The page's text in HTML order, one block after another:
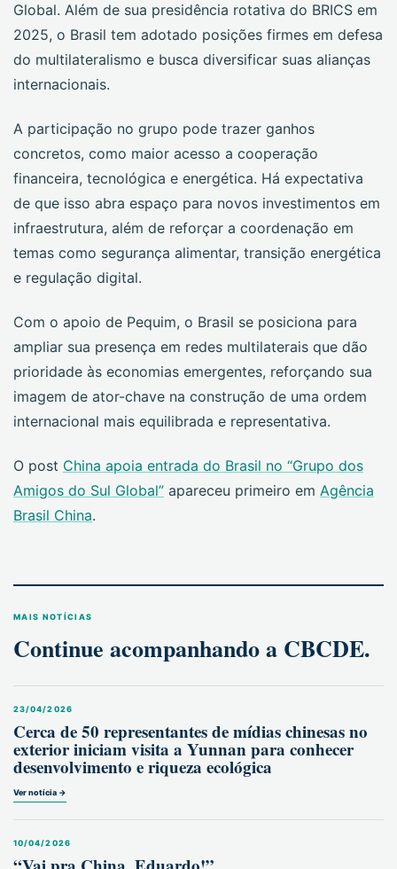
Global. Além de sua presidência rotativa do BRICS em
2025, o Brasil tem adotado posições firmes em defesa
do multilateralismo e busca diversificar suas alianças
internacionais.
A participação no grupo pode trazer ganhos
concretos, como maior acesso a cooperação
financeira, tecnológica e energética. Há expectativa
de que isso abra espaço para novos investimentos em
infraestrutura, além de reforçar a coordenação em
temas como segurança alimentar, transição energética
e regulação digital.
Com o apoio de Pequim, o Brasil se posiciona para
ampliar sua presença em redes multilaterais que dão
prioridade às economias emergentes, reforçando sua
imagem de ator-chave na construção de uma ordem
internacional mais equilibrada e representativa.
O post China apoia entrada do Brasil no “Grupo dos
Amigos do Sul Global” apareceu primeiro em Agência
Brasil China.
MAIS NOTÍCIAS
Continue acompanhando a CBCDE.
23/04/2026
Cerca de 50 representantes de mídias chinesas no
exterior iniciam visita a Yunnan para conhecer
desenvolvimento e riqueza ecológica
Ver notícia →
10/04/2026